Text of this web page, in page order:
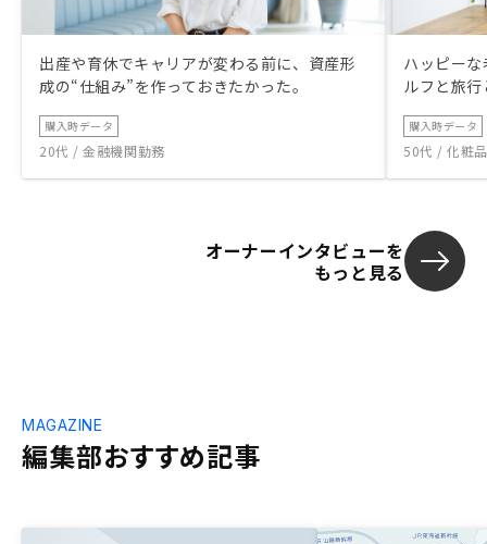
出産や育休でキャリアが変わる前に、資産形
成の“仕組み”を作っておきたかった。
購入時データ
20代 / 金融機関勤務
ハッピー
ルフと旅
購入時データ
50代 / 化粧
オーナーインタビューを
もっと見る
編集部おすすめ記事
MAGAZINE